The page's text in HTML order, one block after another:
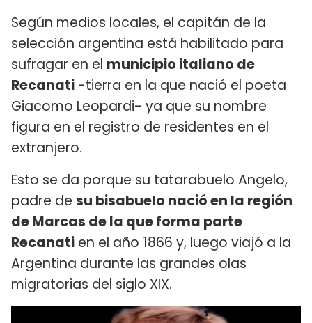
Según medios locales, el capitán de la
selección argentina está habilitado para
sufragar en el municipio italiano de
Recanati -tierra en la que nació el poeta
Giacomo Leopardi- ya que su nombre
figura en el registro de residentes en el
extranjero.
Esto se da porque su tatarabuelo Angelo,
padre de su bisabuelo nació en la región
de Marcas de la que forma parte
Recanati en el año 1866 y, luego viajó a la
Argentina durante las grandes olas
migratorias del siglo XIX.